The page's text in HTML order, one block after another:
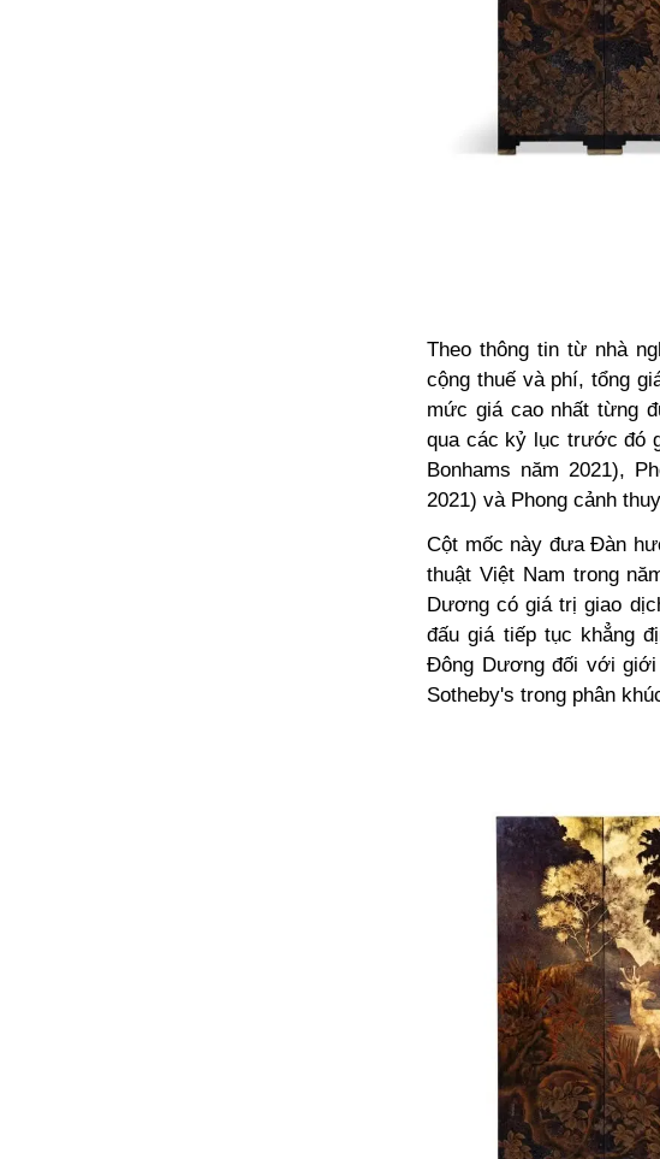
Theo thông tin từ nhà
cộng thuế và phí, tổng
mức giá cao nhất từng
qua các kỷ lục trước đó
Bonhams năm 2021),
2021) và Phong cảnh
Cột mốc này đưa Đàn
thuật Việt Nam trong
Dương có giá trị giao
đấu giá tiếp tục khẳng
Đông Dương đối với
Sotheby's trong phân